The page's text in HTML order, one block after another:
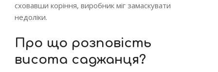
сховавши коріння, виробник міг замаскувати
недоліки.
Про що розповість
висота саджанця?